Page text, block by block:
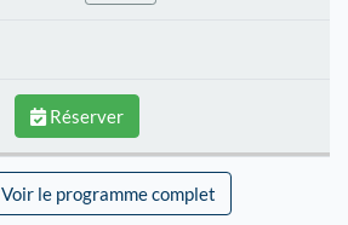
Réserver
Voir le programme complet